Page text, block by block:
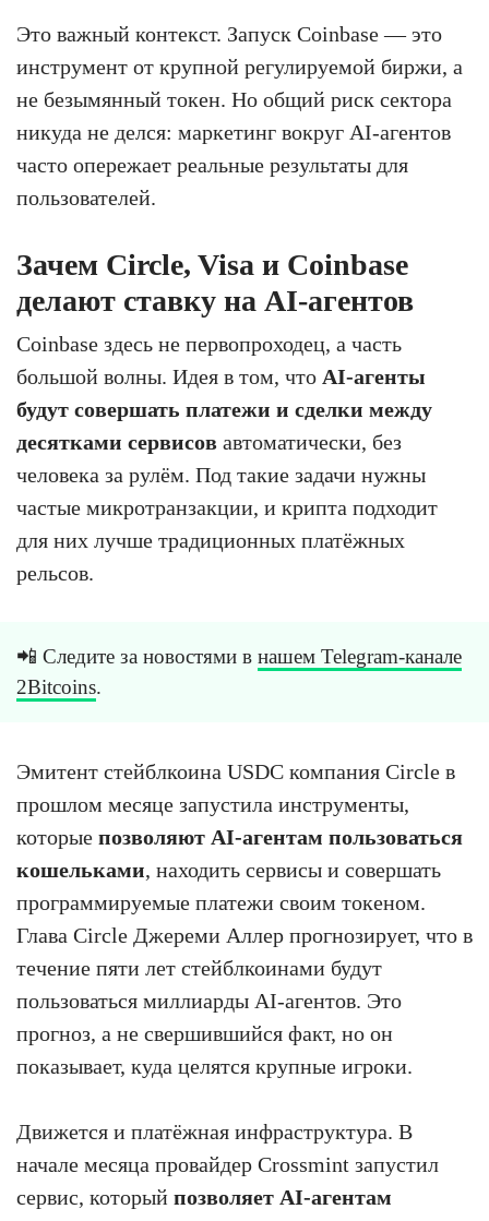
Это важный контекст. Запуск Coinbase — это
инструмент от крупной регулируемой биржи, а
не безымянный токен. Но общий риск сектора
никуда не делся: маркетинг вокруг AI-агентов
часто опережает реальные результаты для
пользователей.
Зачем Circle, Visa и Coinbase
делают ставку на AI-агентов
Coinbase здесь не первопроходец, а часть
большой волны. Идея в том, что AI-агенты
будут совершать платежи и сделки между
десятками сервисов автоматически, без
человека за рулём. Под такие задачи нужны
частые микротранзакции, и крипта подходит
для них лучше традиционных платёжных
рельсов.
📲 Следите за новостями в нашем Telegram-канале
2Bitcoins.
Эмитент стейблкоина USDC компания Circle в
прошлом месяце запустила инструменты,
которые позволяют AI-агентам пользоваться
кошельками, находить сервисы и совершать
программируемые платежи своим токеном.
Глава Circle Джереми Аллер прогнозирует, что в
течение пяти лет стейблкоинами будут
пользоваться миллиарды AI-агентов. Это
прогноз, а не свершившийся факт, но он
показывает, куда целятся крупные игроки.
Движется и платёжная инфраструктура. В
начале месяца провайдер Crossmint запустил
сервис, который позволяет AI-агентам